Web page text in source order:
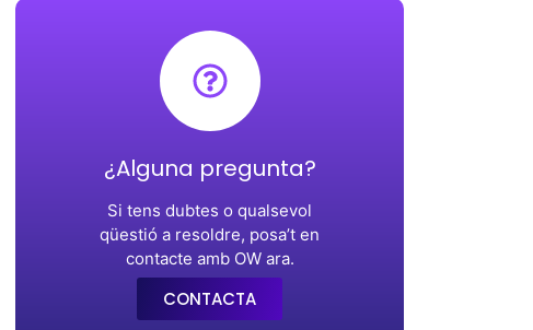
¿Alguna pregunta?
Si tens dubtes o qualsevol
qüestió a resoldre, posa’t en
contacte amb OW ara.
CONTACTA